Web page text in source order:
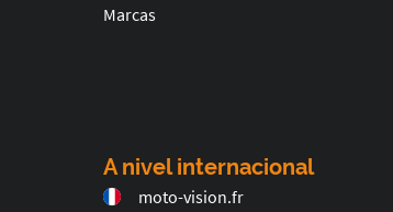
Marcas
A nivel internacional
moto-vision.fr